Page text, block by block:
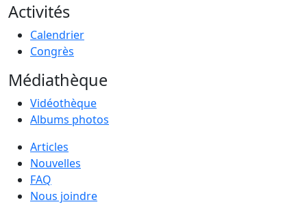
Activités
Calendrier
Congrès
Médiathèque
Vidéothèque
Albums photos
Articles
Nouvelles
FAQ
Nous joindre